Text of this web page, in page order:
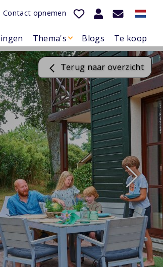
Contact opnemen
Thema's Blogs Te koop
Terug naar overzicht